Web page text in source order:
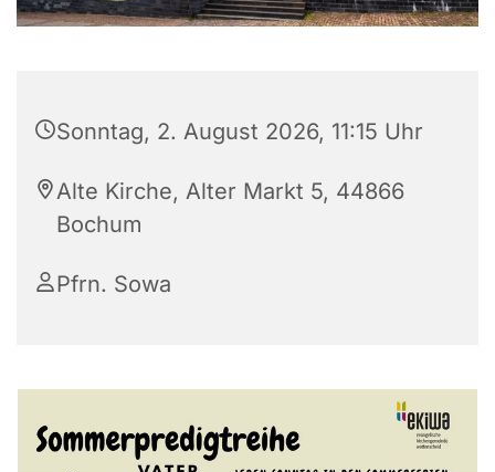
Sonntag, 2. August 2026, 11:15 Uhr
Alte Kirche, Alter Markt 5, 44866
Bochum
Pfrn. Sowa